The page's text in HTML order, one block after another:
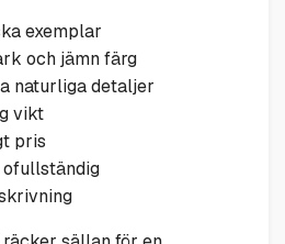
exemplar
och jämn färg
naturliga detaljer
vikt
pris